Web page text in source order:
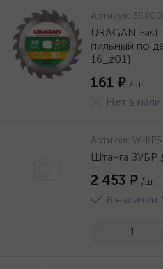
Артикул:
URAGAN
пильный по
16_z01}
161 ₽ /шт
Нет в
Артикул: W-
Штанга ЗУБР
2 453 ₽ /шт
В наличии